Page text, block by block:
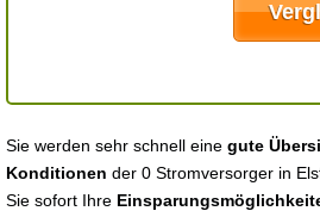
Sie werden sehr schnell eine gute
Konditionen der 0 Stromversorger in
Sie sofort Ihre